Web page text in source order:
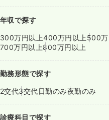
年収で探す
300万円以上400万円以上 500万
700万円以上800万円以上
勤務形態で探す
2交代3交代日勤のみ夜勤のみ
診療科目で探す